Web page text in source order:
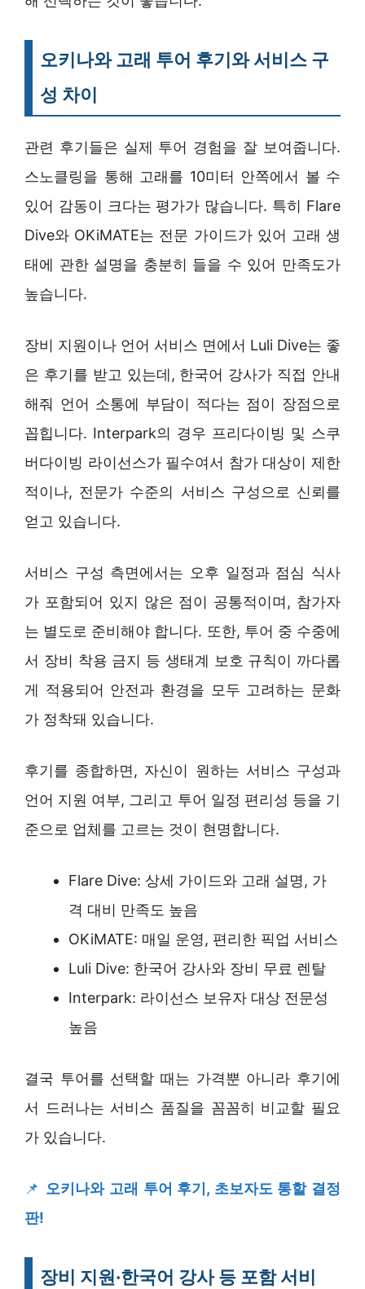
오키나와 고래 투어 후기와 서비스 구
성 차이
관련 후기들은 실제 투어 경험을 잘 보여줍니다.
스노클링을 통해 고래를 10미터 안쪽에서 볼 수
있어 감동이 크다는 평가가 많습니다. 특히 Flare
Dive와 OKiMATE는 전문 가이드가 있어 고래 생
태에 관한 설명을 충분히 들을 수 있어 만족도가
높습니다.
장비 지원이나 언어 서비스 면에서 Luli Dive는 좋
은 후기를 받고 있는데, 한국어 강사가 직접 안내
해줘 언어 소통에 부담이 적다는 점이 장점으로
꼽힙니다. Interpark의 경우 프리다이빙 및 스쿠
버다이빙 라이선스가 필수여서 참가 대상이 제한
적이나, 전문가 수준의 서비스 구성으로 신뢰를
얻고 있습니다.
서비스 구성 측면에서는 오후 일정과 점심 식사
가 포함되어 있지 않은 점이 공통적이며, 참가자
는 별도로 준비해야 합니다. 또한, 투어 중 수중에
서 장비 착용 금지 등 생태계 보호 규칙이 까다롭
게 적용되어 안전과 환경을 모두 고려하는 문화
가 정착돼 있습니다.
후기를 종합하면, 자신이 원하는 서비스 구성과
언어 지원 여부, 그리고 투어 일정 편리성 등을 기
준으로 업체를 고르는 것이 현명합니다.
Flare Dive: 상세 가이드와 고래 설명, 가
격 대비 만족도 높음
OKiMATE: 매일 운영, 편리한 픽업 서비스
Luli Dive: 한국어 강사와 장비 무료 렌탈
Interpark: 라이선스 보유자 대상 전문성
높음
결국 투어를 선택할 때는 가격뿐 아니라 후기에
서 드러나는 서비스 품질을 꼼꼼히 비교할 필요
가 있습니다.
📌 오키나와 고래 투어 후기, 초보자도 통할 결정
판!
장비 지원·한국어 강사 등 포함 서비